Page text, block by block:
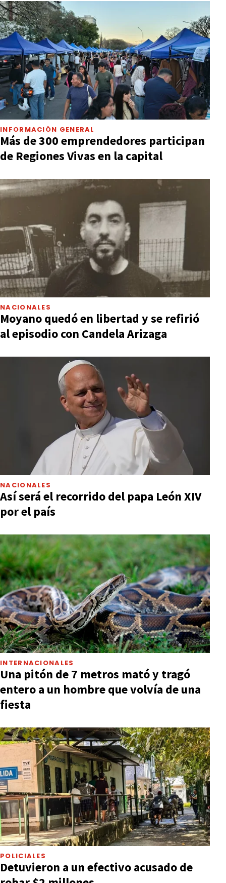
INFORMACIÓN GENERAL
Más de 300 emprendedores participan
de Regiones Vivas en la capital
NACIONALES
Moyano quedó en libertad y se refirió
al episodio con Candela Arizaga
NACIONALES
Así será el recorrido del papa León XIV
por el país
INTERNACIONALES
Una pitón de 7 metros mató y tragó
entero a un hombre que volvía de una
fiesta
POLICIALES
Detuvieron a un efectivo acusado de